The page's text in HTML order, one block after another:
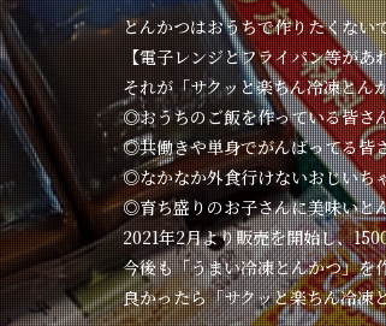
とんかつはおうちで作りたくない
【電子レンジとフライパン等が
それが「サクッと楽ちん冷凍とん
◎おうちのご飯を作っている皆さ
◎共働きや単身でがんばってる皆
◎なかなか外食行けないおじいち
◎育ち盛りのお子さんに美味いと
2021年2月より販売を開始し、
今後も「うまい冷凍とんかつ」を
良かったら「サクッと楽ちん冷凍